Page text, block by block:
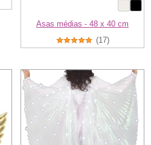
Asas médias - 48 x 40 cm
(17)